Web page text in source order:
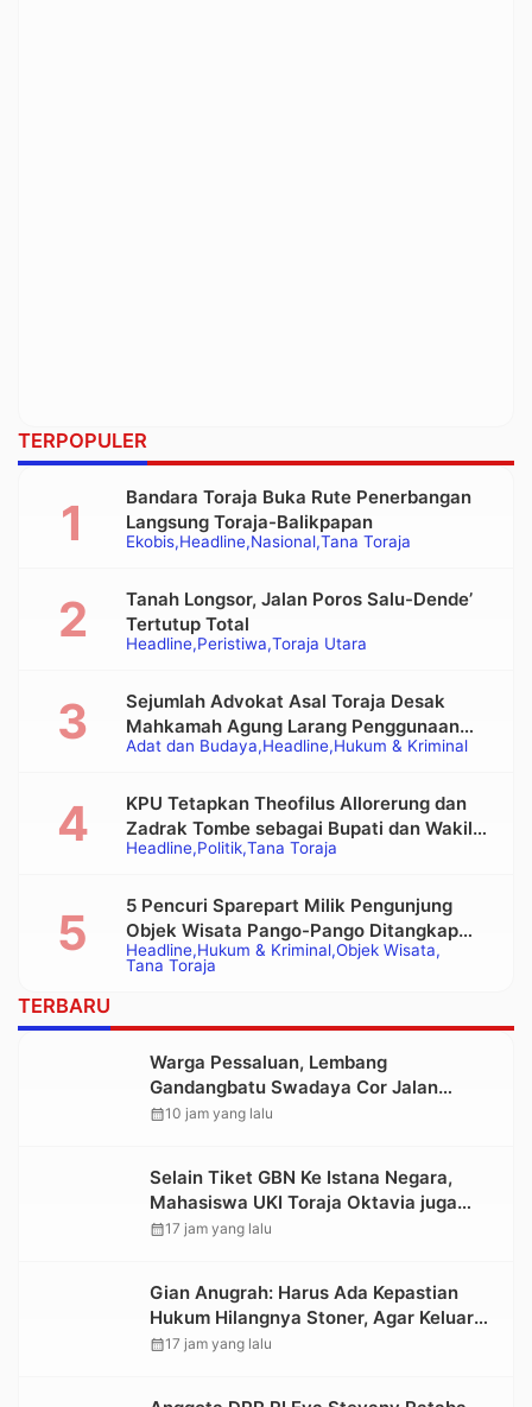
TERPOPULER
Ekobis Headline Nasional Tana Toraja
Bandara Toraja Buka Rute Penerbangan
Langsung Toraja-Balikpapan
Headline Peristiwa Toraja Utara
Tanah Longsor, Jalan Poros Salu-Dende’
Tertutup Total
Adat dan Budaya Headline Hukum & Kriminal
Sejumlah Advokat Asal Toraja Desak
Mahkamah Agung Larang Penggunaan
Alat Berat pada Eksekusi Rumah Adat
Headline Politik Tana Toraja
KPU Tetapkan Theofilus Allorerung dan
Zadrak Tombe sebagai Bupati dan Wakil
Bupati Tana Toraja Terpilih
Headline Hukum & Kriminal Objek Wisata
Tana Toraja
5 Pencuri Sparepart Milik Pengunjung
Objek Wisata Pango-Pango Ditangkap
Polisi
TERBARU
Warga Pessaluan, Lembang
Gandangbatu Swadaya Cor Jalan
Kabupaten
calendar_month10 jam yang lalu
Selain Tiket GBN Ke Istana Negara,
Mahasiswa UKI Toraja Oktavia juga
Lolos ke Pekan Seni Mahasiswa
calendar_month17 jam yang lalu
Gian Anugrah: Harus Ada Kepastian
Hukum Hilangnya Stoner, Agar Keluarga
tidak Larut dalam Trauma dan
calendar_month17 jam yang lalu